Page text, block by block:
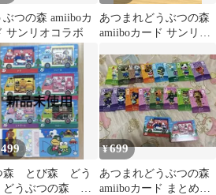
ぶつの森 amiiboカ
サンリオコラボ
あつまれどうぶつの森
amiiboカード サンリ
森 とび森 どう
うぶつの森
¥699
あつまれどうぶつの森
amiiboカード まとめ売